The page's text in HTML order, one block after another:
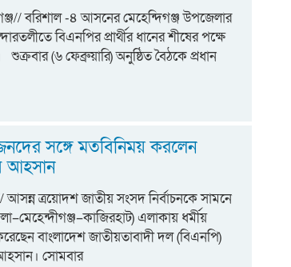
বরিশাল -৪ আসনের মেহেন্দিগঞ্জ উপজেলার
বিএনপির প্রার্থীর ধানের শীষের পক্ষে
(৬ ফেব্রুয়ারি) অনুষ্ঠিত বৈঠকে প্রধান
সঙ্গে মতবিনিময় করলেন
আহসান
আসন্ন ত্রয়োদশ জাতীয় সংসদ নির্বাচনকে সামনে
এলাকায় ধর্মীয়
বাংলাদেশ জাতীয়তাবাদী দল (বিএনপি)
আহসান। সোমবার